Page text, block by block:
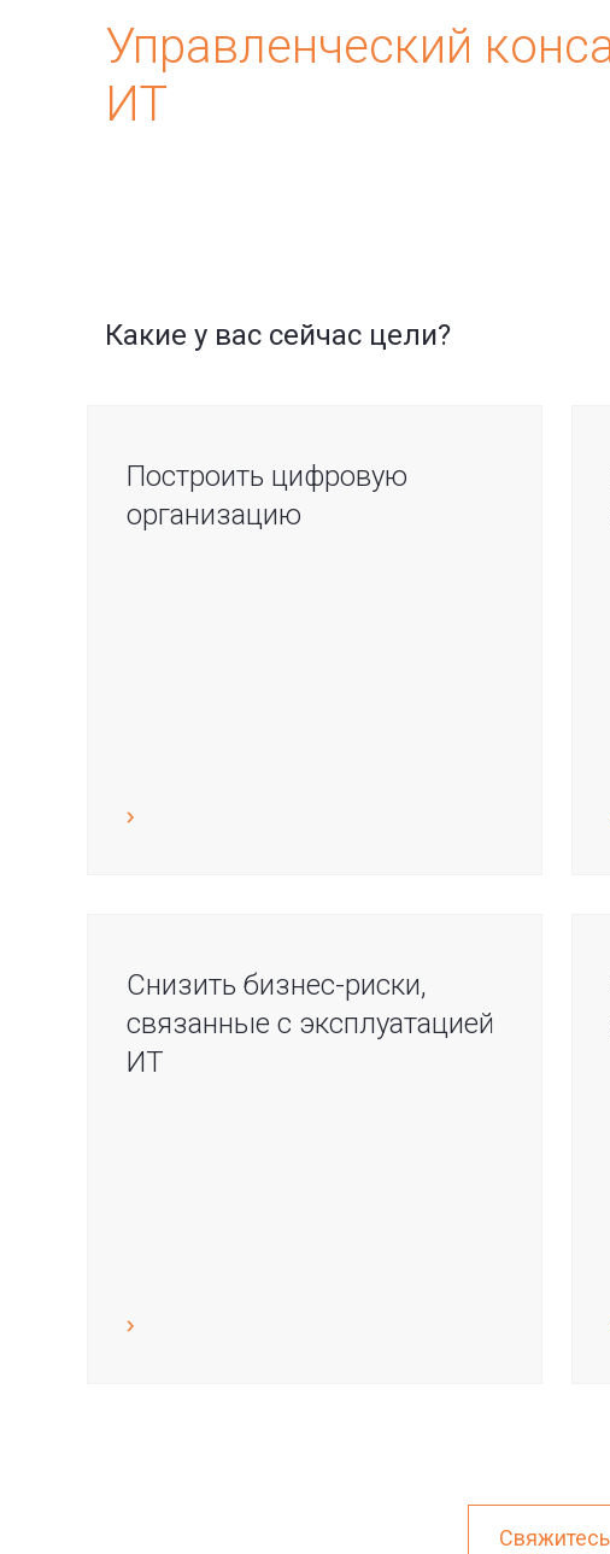
Управленческий
ИТ
Какие у вас сейчас цели?
Построить цифровую
организацию
Снизить бизнес-риски,
связанные с эксплуатацией
ИТ